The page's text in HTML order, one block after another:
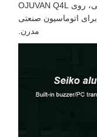
برای افزایش دید عملیاتی، ایمنی و کارایی، روی OJUVAN Q4L
اتوماسیون صنعتی
مدرن.